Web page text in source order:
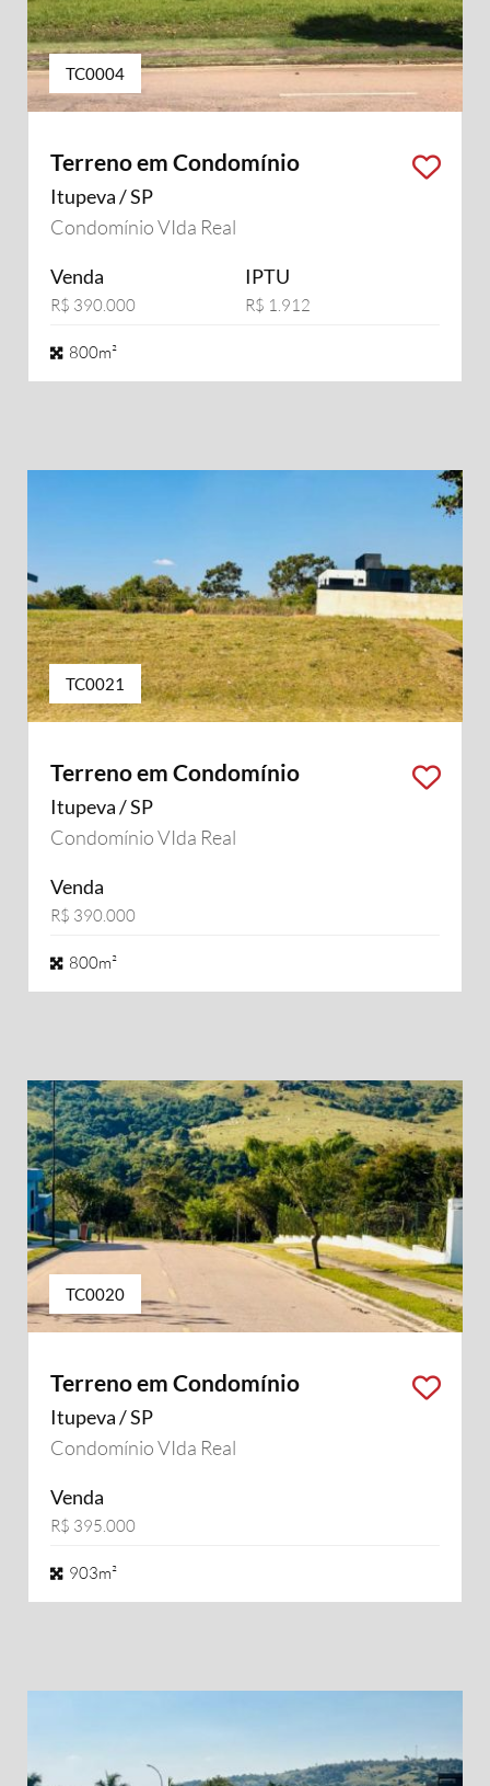
TC0004
Terreno em Condomínio
Itupeva / SP
Condomínio VIda Real
Venda
R$ 390.000
IPTU
R$ 1.912
800m²
TC0021
Terreno em Condomínio
Itupeva / SP
Condomínio VIda Real
Venda
R$ 390.000
800m²
TC0020
Terreno em Condomínio
Itupeva / SP
Condomínio VIda Real
Venda
R$ 395.000
903m²